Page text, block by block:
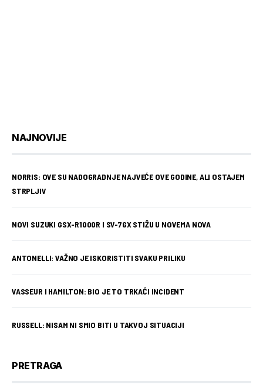
NAJNOVIJE
NORRIS: OVE SU NADOGRADNJE NAJVEĆE OVE GODINE, ALI OSTAJEM
STRPLJIV
NOVI SUZUKI GSX-R1000R I SV-7GX STIŽU U NOVEMA NOVA
ANTONELLI: VAŽNO JE ISKORISTITI SVAKU PRILIKU
VASSEUR I HAMILTON: BIO JE TO TRKAĆI INCIDENT
RUSSELL: NISAM NI SMIO BITI U TAKVOJ SITUACIJI
PRETRAGA